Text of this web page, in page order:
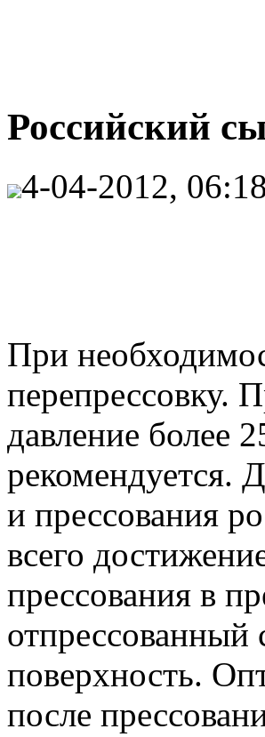
Российский
4-04-2012, 06:18
При
перепрессовку.
давление более
рекомендуется.
и прессования
всего
прессования в
поверхность.
после